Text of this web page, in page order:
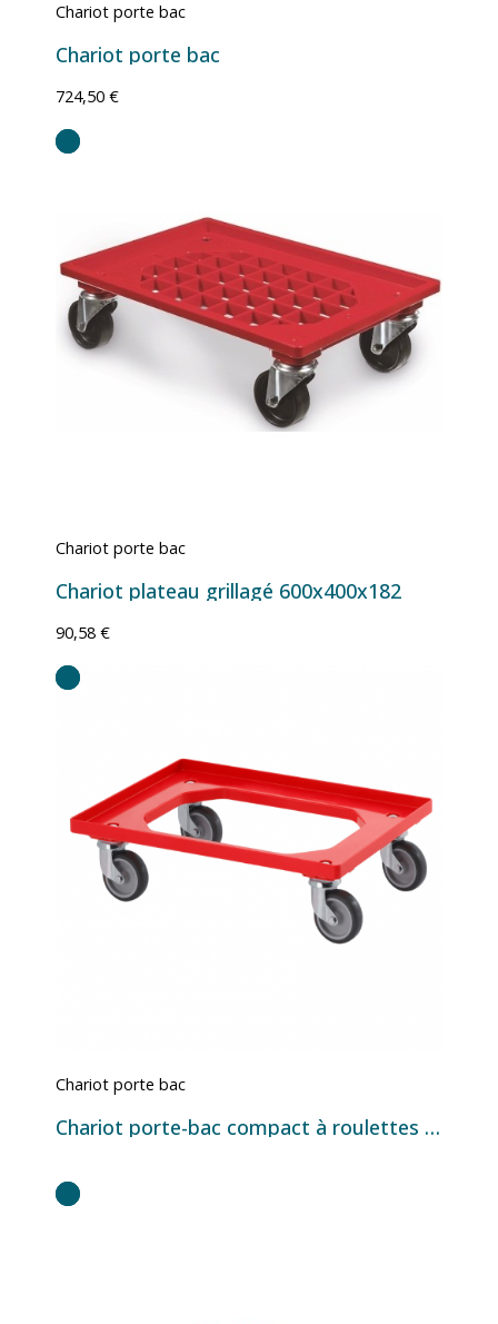
Chariot porte bac
Chariot porte bac
724,50 €
Chariot porte bac
Chariot plateau grillagé 600x400x182
90,58 €
Chariot porte bac
Chariot porte-bac compact à roulettes caoutchouc pour bacs Europe 600 x 400 mm